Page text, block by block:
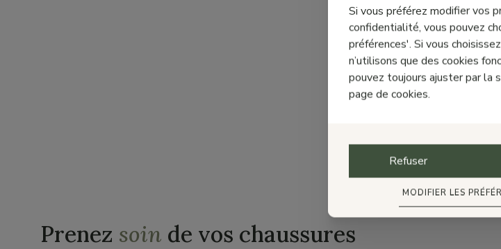
Prenez soin de vos chaussures
Si vous préférez modifier vos
confidentialité, vous pouvez
préférences'. Si vous
n’utilisons que des cookies
pouvez toujours ajuster par la
page de cookies.
Refuser
MODIFIER LES